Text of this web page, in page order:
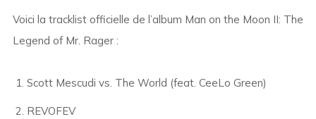
Voici la tracklist officielle de l’album Man on the Moon II: The
Legend of Mr. Rager :
Scott Mescudi vs. The World (feat. CeeLo Green)
REVOFEV